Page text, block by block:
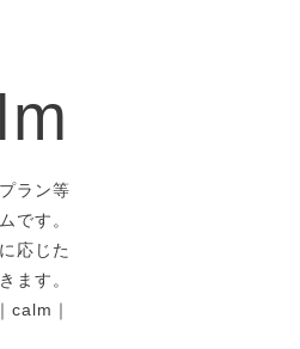
ラン等
です。
応じた
ます。
calm｜